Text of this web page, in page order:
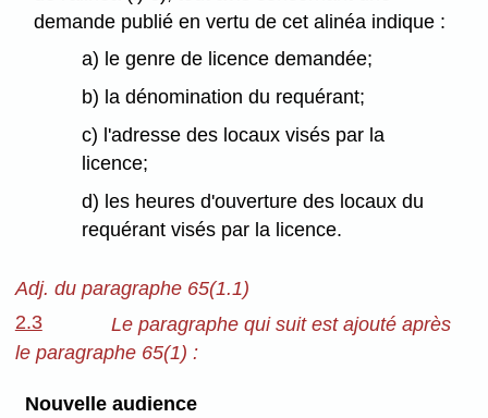
demande publié en vertu de cet alinéa indique :
a) le genre de licence demandée;
b) la dénomination du requérant;
c) l'adresse des locaux visés par la
licence;
d) les heures d'ouverture des locaux du
requérant visés par la licence.
Adj. du paragraphe 65(1.1)
2.3
Le paragraphe qui suit est ajouté après
le paragraphe 65(1) :
Nouvelle audience